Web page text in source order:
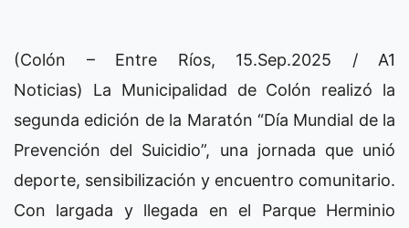
(Colón – Entre Ríos, 15.Sep.2025 / A1
Noticias) La Municipalidad de Colón realizó la
segunda edición de la Maratón “Día Mundial de la
Prevención del Suicidio”, una jornada que unió
deporte, sensibilización y encuentro comunitario.
Con largada y llegada en el Parque Herminio